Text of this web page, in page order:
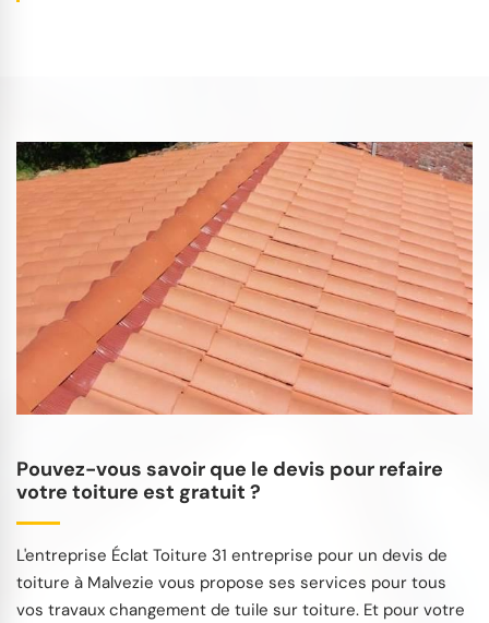
Pouvez-vous savoir que le devis pour refaire
votre toiture est gratuit ?
L'entreprise Éclat Toiture 31 entreprise pour un devis de
toiture à Malvezie vous propose ses services pour tous
vos travaux changement de tuile sur toiture. Et pour votre